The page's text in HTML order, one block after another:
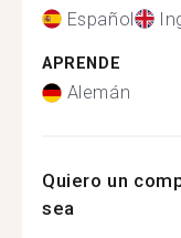
Español
APRENDE
Alemán
Quiero un
sea